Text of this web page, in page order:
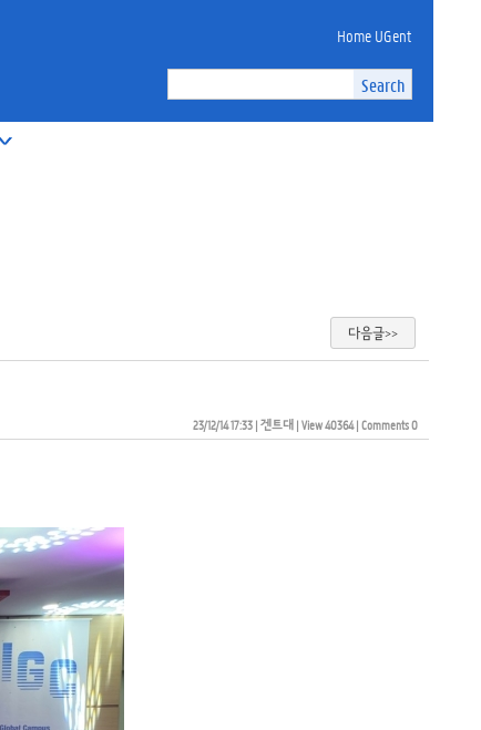
Home UGent
다음글>>
23/12/14 17:33| 겐트대| View 40364| Comments 0